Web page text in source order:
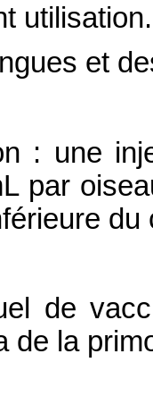
utilisation.
et
: une
par
du
de
de la